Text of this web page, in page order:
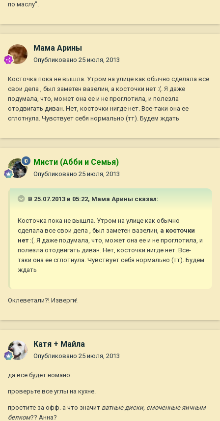
по маслу".
Мама Арины
Опубликовано 25 июля, 2013
Косточка пока не вышла. Утром на улице как обычно сделала все
свои дела , был заметен вазелин, а косточки нет :(. Я даже
подумала, что, может она ее и не проглотила, и полезла
отодвигать диван. Нет, косточки нигде нет. Все-таки она ее
сглотнула. Чувствует себя нормально (тт). Будем ждать
Мисти (Абби и Семья)
Опубликовано 25 июля, 2013
В 25.07.2013 в 05:22, Мама Арины сказал:
Косточка пока не вышла. Утром на улице как обычно
сделала все свои дела , был заметен вазелин, а косточки
нет :(. Я даже подумала, что, может она ее и не проглотила, и
полезла отодвигать диван. Нет, косточки нигде нет. Все-
таки она ее сглотнула. Чувствует себя нормально (тт). Будем
ждать
Оклеветали?! Изверги!
Катя + Майла
Опубликовано 25 июля, 2013
да все будет номано.
проверьте все углы на кухне.
простите за офф. а что значит ватные диски, смоченные яичным
белком?? Анна?